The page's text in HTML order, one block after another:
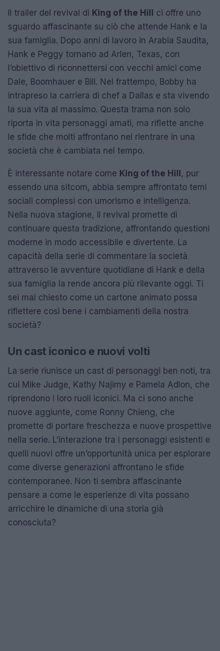
Il trailer del revival di King of the Hill ci offre uno
sguardo affascinante su ciò che attende Hank e la
sua famiglia. Dopo anni di lavoro in Arabia Saudita,
Hank e Peggy tornano ad Arlen, Texas, con
l’obiettivo di riconnettersi con vecchi amici come
Dale, Boomhauer e Bill. Nel frattempo, Bobby ha
intrapreso la carriera di chef a Dallas e sta vivendo
la sua vita al massimo. Questa trama non solo
riporta in vita personaggi amati, ma riflette anche
le sfide che molti affrontano nel rientrare in una
società che è cambiata nel tempo.
È interessante notare come King of the Hill, pur
essendo una sitcom, abbia sempre affrontato temi
sociali complessi con umorismo e intelligenza.
Nella nuova stagione, il revival promette di
continuare questa tradizione, affrontando questioni
moderne in modo accessibile e divertente. La
capacità della serie di commentare la società
attraverso le avventure quotidiane di Hank e della
sua famiglia la rende ancora più rilevante oggi. Ti
sei mai chiesto come un cartone animato possa
riflettere così bene i cambiamenti della nostra
società?
Un cast iconico e nuovi volti
La serie riunisce un cast di personaggi ben noti, tra
cui Mike Judge, Kathy Najimy e Pamela Adlon, che
riprendono i loro ruoli iconici. Ma ci sono anche
nuove aggiunte, come Ronny Chieng, che
promette di portare freschezza e nuove prospettive
nella serie. L’interazione tra i personaggi esistenti e
quelli nuovi offre un’opportunità unica per esplorare
come diverse generazioni affrontano le sfide
contemporanee. Non ti sembra affascinante
pensare a come le esperienze di vita possano
arricchire le dinamiche di una storia già
conosciuta?